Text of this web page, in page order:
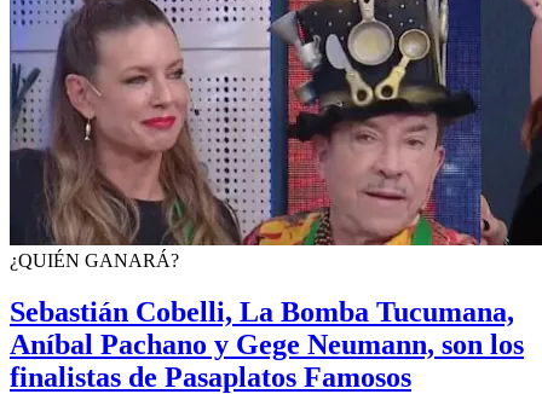
¿QUIÉN GANARÁ?
Sebastián Cobelli, La Bomba Tucumana,
Aníbal Pachano y Gege Neumann, son los
finalistas de Pasaplatos Famosos